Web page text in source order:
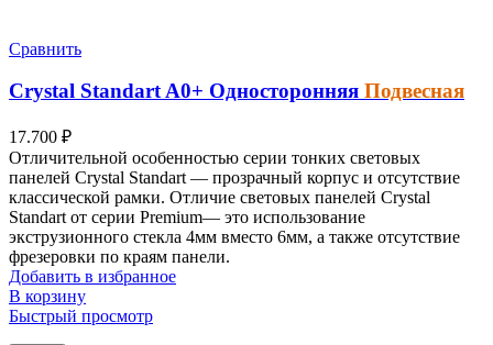
Сравнить
Crystal StandartA0+ Односторонняя Подвесная
17.700 ₽
Отличительной особенностью серии тонких световых
панелей Crystal Standart — прозрачный корпус и отсутствие
классической рамки. Отличие световых панелей Crystal
Standart от серии Premium— это использование
экструзионного стекла 4мм вместо 6мм, а также отсутствие
фрезеровки по краям панели.
Добавить в избранное
В корзину
Быстрый просмотр